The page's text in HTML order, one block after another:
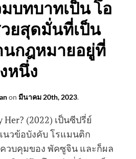
บทบาทเป็น โอ
ยสุดมั่นที่เป็น
นกฎหมายอยู่ที่
หนึ่ง
on มีนาคม 20th, 2023.
Her? (2022) เป็นซีปรี่ย์
นวข้อบังคับ โรแมนติก
วบคุมของ พัคซูจิน และก็ผล